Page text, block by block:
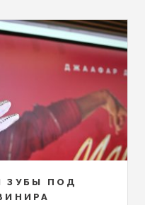
ЗУБЫ ПОД